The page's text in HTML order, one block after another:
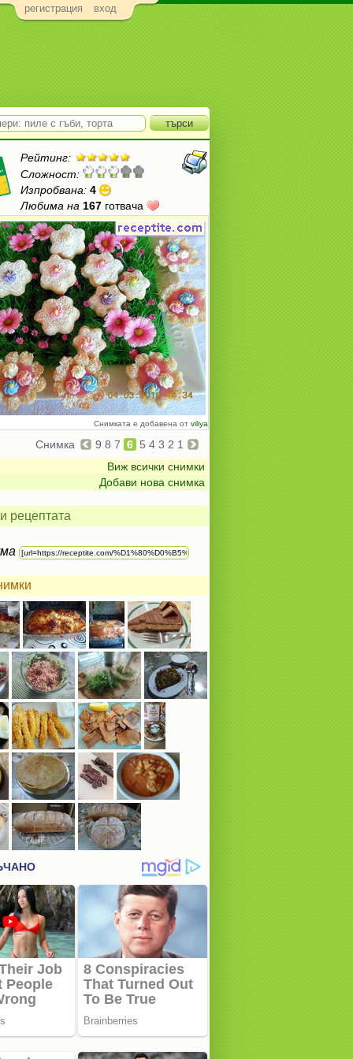
регистрация вход
Рейтинг:
Сложност:
Изпробвана: 4
Любима на 167 готвача
Снимката е добавена от viliya
Снимка 9 8 7 6 5 4 3 2 1
Виж всички снимки
Добави нова снимка
рецептата